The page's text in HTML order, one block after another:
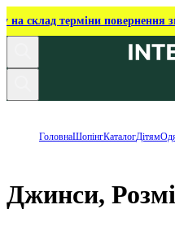
на склад терміни повернення
ГоловнаШопінгКаталогДітям
Джинси,